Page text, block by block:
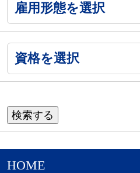
雇用形態を選択
資格を選択
HOME